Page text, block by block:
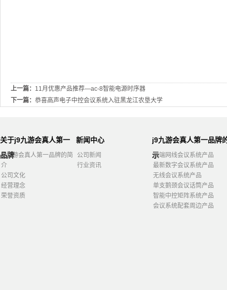
上一篇： 11月优惠产品推荐—ac-8智能电源时序器
下一篇： 恭喜高声电子中控会议系统入驻黑龙江农垦大学
关于j9九游会真人第一
品牌
j9九游会真人第一品牌的简
介
公司文化
经营理念
荣誉资质
新闻中心
公司新闻
行业资讯
j9九游会真人第一品牌
示
高端网线会议系统产品
最新数字会议系统产品
无线会议系统产品
单支鹅颈会议话筒产品
智能中控矩阵系统产品
会议系统配套周边产品